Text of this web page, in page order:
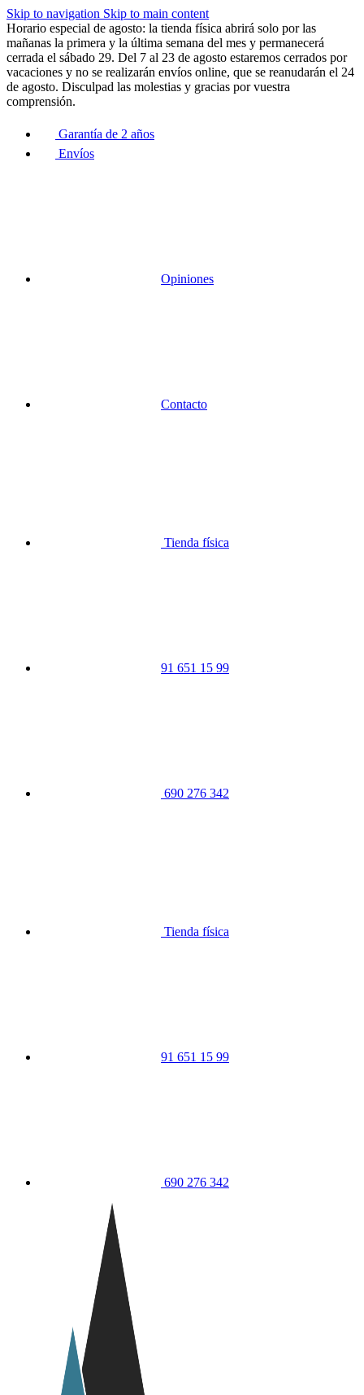
Skip to navigation Skip to main content
Horario especial de agosto: la tienda física abrirá solo por las
mañanas la primera y la última semana del mes y permanecerá
cerrada el sábado 29. Del 7 al 23 de agosto estaremos cerrados por
vacaciones y no se realizarán envíos online, que se reanudarán el 24
de agosto. Disculpad las molestias y gracias por vuestra
comprensión.
Garantía de 2 años
Envíos
Opiniones
Contacto
Tienda física
91 651 15 99
690 276 342
Tienda física
91 651 15 99
690 276 342